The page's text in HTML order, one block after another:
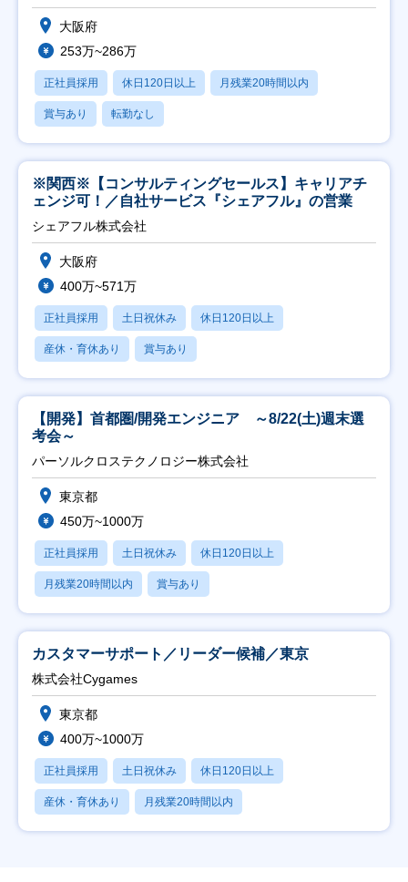
大阪府
253万~286万
正社員採用 休日120日以上 月残業20時間以内
賞与あり 転勤なし
※関西※【コンサルティングセールス】キャリアチ
ェンジ可！／自社サービス『シェアフル』の営業
シェアフル株式会社
大阪府
400万~571万
正社員採用 土日祝休み 休日120日以上
産休・育休あり 賞与あり
【開発】首都圏/開発エンジニア ～8/22(土)週末選
考会～
パーソルクロステクノロジー株式会社
東京都
450万~1000万
正社員採用 土日祝休み 休日120日以上
月残業20時間以内 賞与あり
カスタマーサポート／リーダー候補／東京
株式会社Cygames
東京都
400万~1000万
正社員採用 土日祝休み 休日120日以上
産休・育休あり 月残業20時間以内